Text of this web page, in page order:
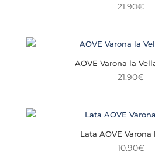
21.90€
AOVE Varona la
21.90€
Lata AOVE Varona
10.90€